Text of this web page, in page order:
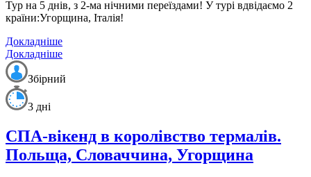
Тур на 5 днів, з 2-ма нічними переїздами! У турі вдвідаємо 2
країни:Угорщина, Італія!
Докладніше
Докладніше
Збірний
3 дні
СПА-вікенд в королівство термалів.
Польща, Словаччина, Угорщина